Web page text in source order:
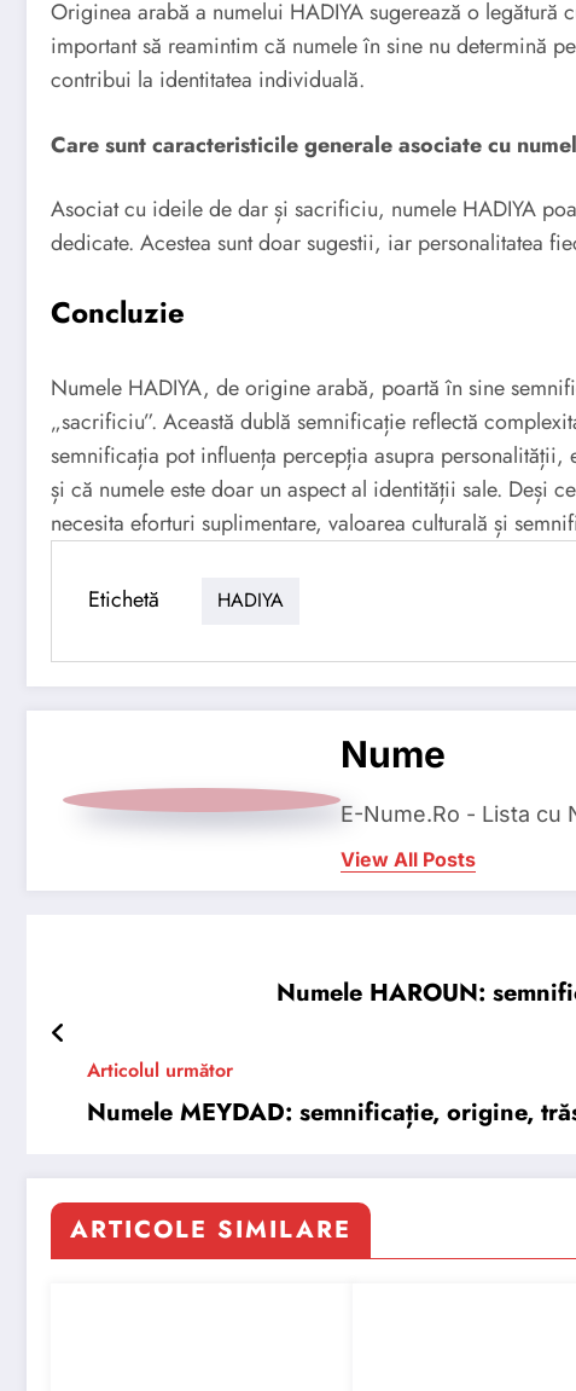
Originea arabă a numelui HADIYA sugerează o legătură
important să reamintim că numele în sine nu determină
contribui la identitatea individuală.
Care sunt caracteristicile generale asociate cu
Asociat cu ideile de dar și sacrificiu, numele HADIYA
dedicate. Acestea sunt doar sugestii, iar personalitatea
Concluzie
Numele HADIYA, de origine arabă, poartă în sine
„sacrificiu”. Această dublă semnificație reflectă
semnificația pot influența percepția asupra
și că numele este doar un aspect al identității sale. Deși
necesita eforturi suplimentare, valoarea culturală și
Etichetă HADIYA
Nume
E-Nume.Ro - Lista cu
View All Posts
Numele HAROUN:
Articolul următor
Numele MEYDAD: semnificație, origine,
ARTICOLE SIMILARE